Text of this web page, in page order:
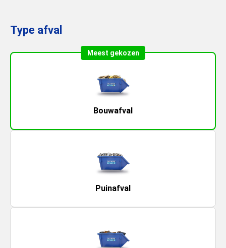
Type afval
Meest gekozen
Bouwafval
Puinafval